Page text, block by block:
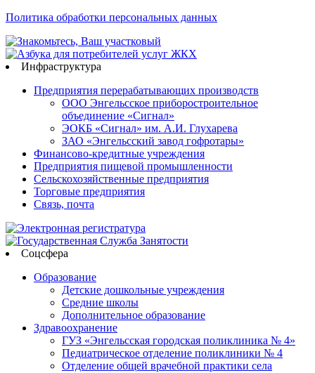
Политика обработки персональных данных
Инфраструктура
Предприятия перерабатывающих производств
ООО Энгельсское приборостроительное
объединение «Сигнал»
ЭОКБ «Сигнал» им. А.И. Глухарева
ЗАО «Энгельсский завод гофротары»
Финансово-кредитные учреждения
Предприятия пищевой промышленности
Сельскохозяйственные предприятия
Торговые предприятия
Связь, почта
Соцсфера
Образование
Детские дошкольные учреждения
Средние школы
Дополнительное образование
Здравоохранение
ГУЗ «Энгельсская городская поликлиника № 4»
Педиатрическое отделение поликлиники № 4
Отделение общей врачебной практики села